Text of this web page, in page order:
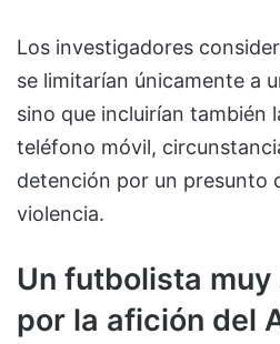
Los investigadores
se limitarían únicamente a
sino que incluirían también
teléfono móvil,
detención por un presunto
violencia.
Un futbolista
por la afición del